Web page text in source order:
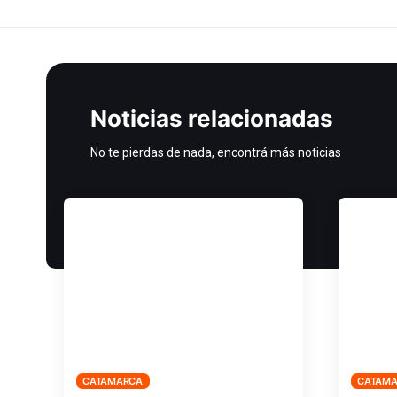
Noticias relacionadas
No te pierdas de nada, encontrá más noticias
CATAMARCA